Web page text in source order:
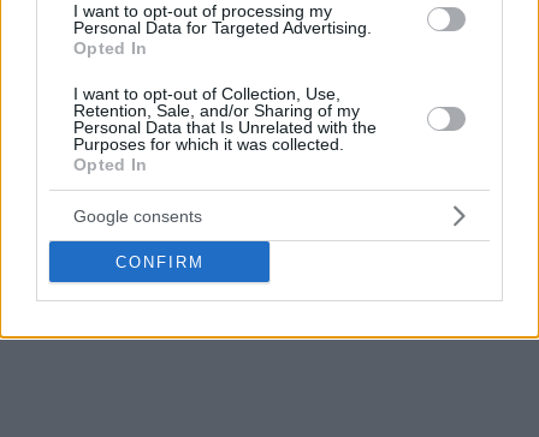
I want to opt-out of processing my
Personal Data for Targeted Advertising.
Opted In
I want to opt-out of Collection, Use,
Retention, Sale, and/or Sharing of my
Personal Data that Is Unrelated with the
Purposes for which it was collected.
Opted In
Google consents
CONFIRM